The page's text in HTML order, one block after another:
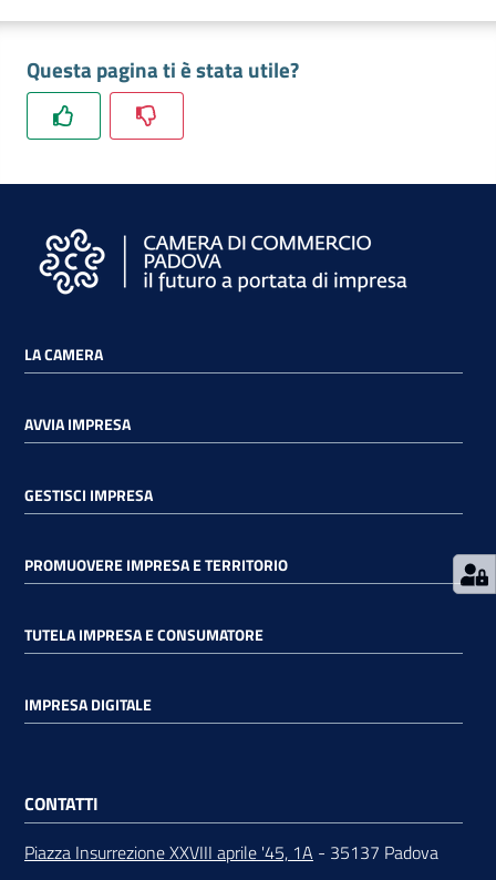
La
Prenota
zione
online
tter
Questa pagina ti è stata utile?
LA CAMERA
AVVIA IMPRESA
GESTISCI IMPRESA
PROMUOVERE IMPRESA E TERRITORIO
TUTELA IMPRESA E CONSUMATORE
IMPRESA DIGITALE
CONTATTI
Piazza Insurrezione XXVIII aprile '45, 1A - 35137 Padova